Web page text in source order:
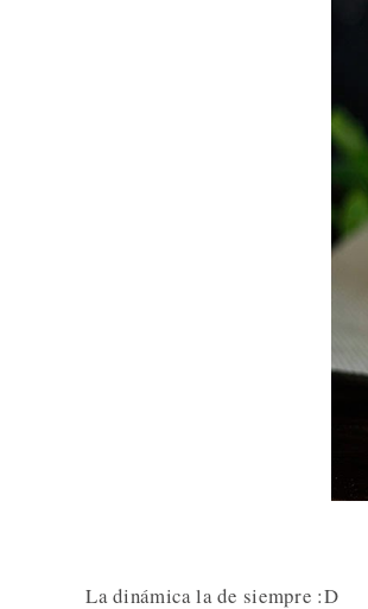
La dinámica la de siempre :D